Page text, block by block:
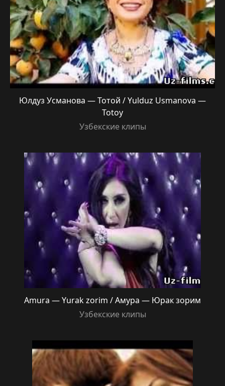
Юлдуз Усманова — Тотой / Yulduz Usmanova —
Totoy
Узбекские клипы
Amura — Yurak zorim / Амура — Юрак зорим
Узбекские клипы